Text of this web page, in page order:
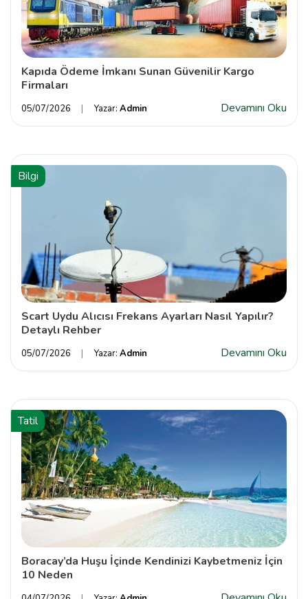
Kapıda Ödeme İmkanı Sunan Güvenilir Kargo
Firmaları
05/07/2026 Yazar: Admin Devamını Oku
Bilgi
Scart Uydu Alıcısı Frekans Ayarları Nasıl Yapılır?
Detaylı Rehber
05/07/2026 Yazar: Admin Devamını Oku
Tatil
Boracay’da Huşu İçinde Kendinizi Kaybetmeniz İçin
10 Neden